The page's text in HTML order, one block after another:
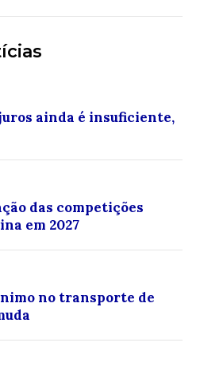
ainda é insuficiente,
das competições
em 2027
no transporte de